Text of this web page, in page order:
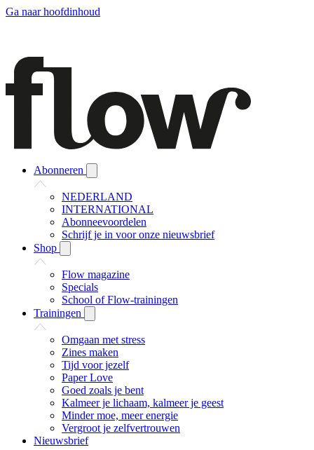
Ga naar hoofdinhoud
Abonneren
NEDERLAND
INTERNATIONAL
Abonneevoordelen
Schrijf je in voor onze nieuwsbrief
Shop
Flow magazine
Specials
School of Flow-trainingen
Trainingen
Omgaan met stress
Zines maken
Tijd voor jezelf
Paper Love
Goed zoals je bent
Kalmeer je lichaam, kalmeer je geest
Minder moe, meer energie
Vergroot je zelfvertrouwen
Nieuwsbrief